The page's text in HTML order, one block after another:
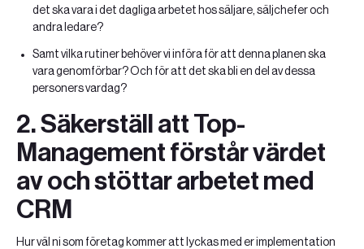
det ska vara i det dagliga arbetet hos säljare, säljchefer och
andra ledare?
Samt vilka rutiner behöver vi införa för att denna planen ska
vara genomförbar? Och för att det ska bli en del av dessa
personers vardag?
2. Säkerställ att Top-
Management förstår värdet
av och stöttar arbetet med
CRM
Hur väl ni som företag kommer att lyckas med er implementation